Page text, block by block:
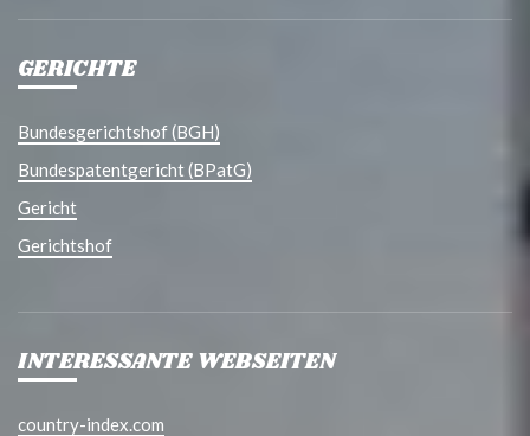
GERICHTE
Bundesgerichtshof (BGH)
Bundespatentgericht (BPatG)
Gericht
Gerichtshof
INTERESSANTE WEBSEITEN
country-index.com